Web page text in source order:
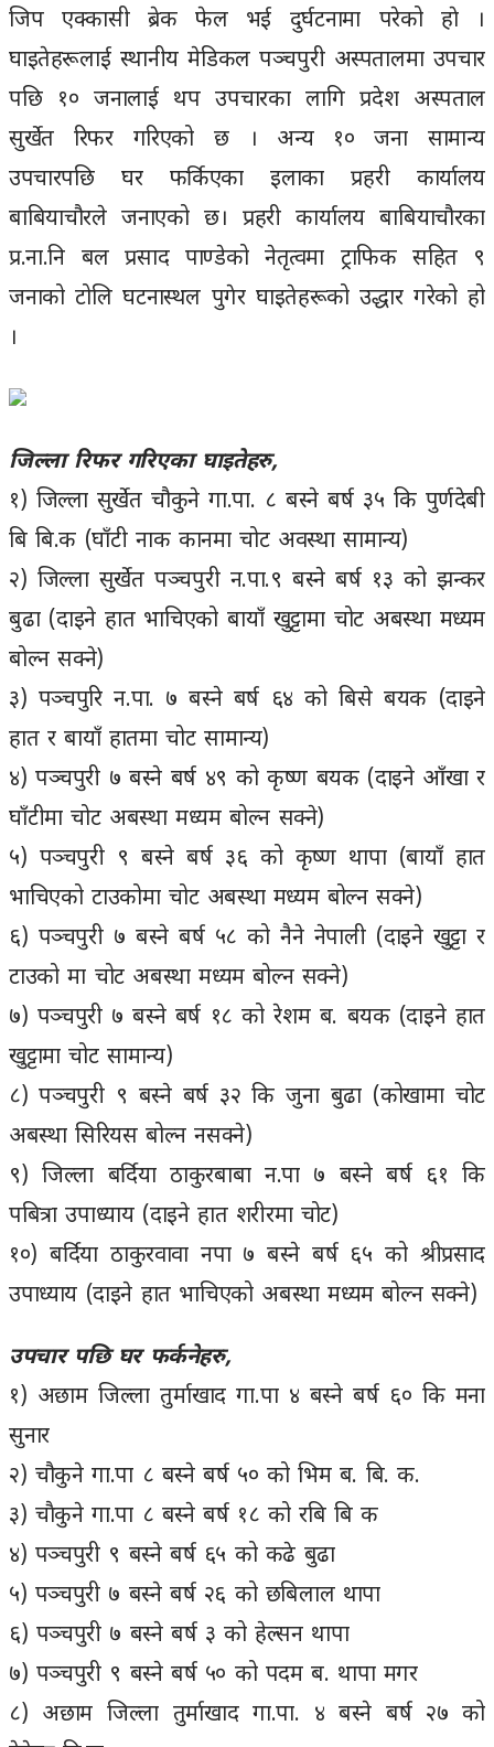
जिप एक्कासी ब्रेक फेल भई दुर्घटनामा परेको हाे ।
घाइतेहरूलाई स्थानीय मेडिकल पञ्चपुरी अस्पतालमा उपचार
पछि १० जनालाई थप उपचारका लागि प्रदेश अस्पताल
सुर्खेत रिफर गरिएको छ । अन्य १० जना सामान्य
उपचारपछि घर फर्किएका इलाका प्रहरी कार्यालय
बाबियाचौरले जनाएको छ। प्रहरी कार्यालय बाबियाचौरका
प्र.ना.नि बल प्रसाद पाण्डेको नेतृत्वमा ट्राफिक सहित ९
जनाको टोलि घटनास्थल पुगेर घाइतेहरूको उद्धार गरेको हो
।
जिल्ला रिफर गरिएका घाइतेहरु,
१) जिल्ला सुर्खेत चौकुने गा.पा. ८ बस्ने बर्ष ३५ कि पुर्णदेबी
बि बि.क (घाँटी नाक कानमा चोट अवस्था सामान्य)
२) जिल्ला सुर्खेत पञ्चपुरी न.पा.९ बस्ने बर्ष १३ को झन्कर
बुढा (दाइने हात भाचिएको बायाँ खुट्टामा चोट अबस्था मध्यम
बोल्न सक्ने)
३) पञ्चपुरि न.पा. ७ बस्ने बर्ष ६४ को बिसे बयक (दाइने
हात र बायाँ हातमा चोट सामान्य)
४) पञ्चपुरी ७ बस्ने बर्ष ४९ को कृष्ण बयक (दाइने आँखा र
घाँटीमा चोट अबस्था मध्यम बोल्न सक्ने)
५) पञ्चपुरी ९ बस्ने बर्ष ३६ को कृष्ण थापा (बायाँ हात
भाचिएको टाउकोमा चोट अबस्था मध्यम बोल्न सक्ने)
६) पञ्चपुरी ७ बस्ने बर्ष ५८ को नैने नेपाली (दाइने खुट्टा र
टाउको मा चोट अबस्था मध्यम बोल्न सक्ने)
७) पञ्चपुरी ७ बस्ने बर्ष १८ को रेशम ब. बयक (दाइने हात
खुट्टामा चोट सामान्य)
८) पञ्चपुरी ९ बस्ने बर्ष ३२ कि जुना बुढा (कोखामा चोट
अबस्था सिरियस बोल्न नसक्ने)
९) जिल्ला बर्दिया ठाकुरबाबा न.पा ७ बस्ने बर्ष ६१ कि
पबित्रा उपाध्याय (दाइने हात शरीरमा चोट)
१०) बर्दिया ठाकुरवावा नपा ७ बस्ने बर्ष ६५ को श्रीप्रसाद
उपाध्याय (दाइने हात भाचिएको अबस्था मध्यम बोल्न सक्ने)
उपचार पछि घर फर्कनेहरु,
१) अछाम जिल्ला तुर्माखाद गा.पा ४ बस्ने बर्ष ६० कि मना
सुनार
२) चौकुने गा.पा ८ बस्ने बर्ष ५० को भिम ब. बि. क.
३) चाैकुने गा.पा ८ बस्ने बर्ष १८ को रबि बि क
४) पञ्चपुरी ९ बस्ने बर्ष ६५ को कढे बुढा
५) पञ्चपुरी ७ बस्ने बर्ष २६ को छबिलाल थापा
६) पञ्चपुरी ७ बस्ने बर्ष ३ को हेल्सन थापा
७) पञ्चपुरी ९ बस्ने बर्ष ५० को पदम ब. थापा मगर
८) अछाम जिल्ला तुर्माखाद गा.पा. ४ बस्ने बर्ष २७ को